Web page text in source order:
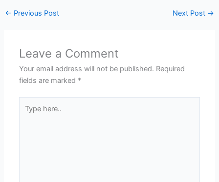
← Previous Post Next Post →
Leave a Comment
Your email address will not be published. Required
fields are marked *
here..